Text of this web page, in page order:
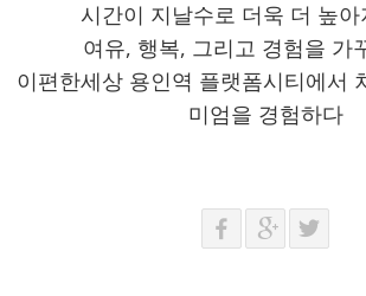
시간이 지날수로 더욱 더 높아
여유, 행복, 그리고 경험을 가
이편한세상 용인역 플랫폼시티에서
미엄을 경험하다